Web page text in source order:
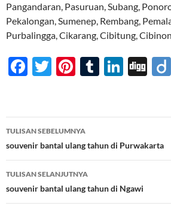
Pangandaran, Pasuruan, Subang,
Pekalongan, Sumenep, Rembang,
Purbalingga, Cikarang, Cibitung,
F
b
o
o
k
T
er
Pi
es
t
T
bl
r
Li
e
dI
n
Di
Navigasi
Tulisan
TULISAN SEBELUMNYA
souvenir bantal ulang tahun di Purwakarta
TULISAN SELANJUTNYA
souvenir bantal ulang tahun di Ngawi